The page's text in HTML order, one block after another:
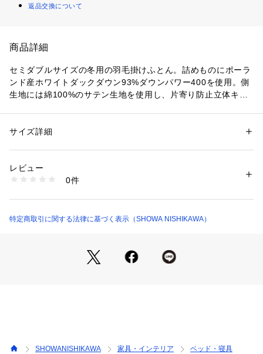
返品交換について
商品詳細
セミダブルサイズの冬用の羽毛掛けふとん。詰めものにポーラ
ンド産ホワイトダックダウン93%ダウンパワー400を使用。側
生地には綿100%のサテン生地を使用し、片寄り防止立体キル
性別：レディース
素材：側生地：綿100%　詰めもの：ポーランド産ホワイトダックダウン9
生産国：日本
1095700000006
サイズ詳細
レビュー
0件
特定商取引に関する法律に基づく表示（SHOWA NISHIKAWA）
SHOWANISHIKAWA 家具・インテリア
ベッド・寝具